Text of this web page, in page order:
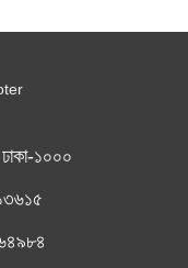
১০০০